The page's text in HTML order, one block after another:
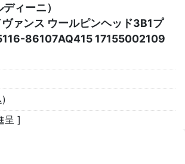
ィーニ）
ァンス ウールピンヘッド3B1プ
86107AQ415 17155002109
呈 ]